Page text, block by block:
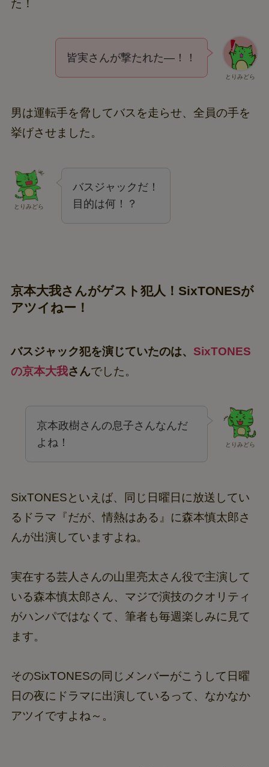
た！
とりみどら
皆実さんが撃たれた―！！
男は運転手を脅してバスを走らせ、全員の手を
挙げさせました。
とりみどら
バスジャックだ！
目的は何！？
京本大我さんがゲスト犯人！SixTONESが
アツイねー！
バスジャック犯を演じていたのは、 SixTONES
の京本大我さんでした。
とりみどら
京本政樹さんの息子さんなんだ
よね！
SixTONESといえば、同じ日曜日に放送してい
るドラマ『だが、情熱はある』に森本慎太郎さ
んが出演していますよね。
実在する芸人さんの山里亮太さん役で主演して
いる森本慎太郎さん、マジで演技のクオリティ
がハンパではなくて、筆者も毎週楽しみに見て
ます。
そのSixTONESの同じメンバーがこうして日曜
日の夜にドラマに出演しているって、なかなか
アツイですよね～。